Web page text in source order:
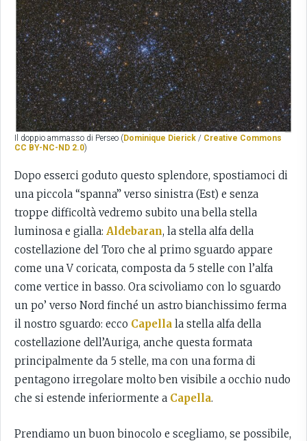
Il doppio ammasso di Perseo ( Dominique Dierick / Creative Commons
CC BY-NC-ND 2.0)
Dopo esserci goduto questo splendore, spostiamoci di
una piccola “spanna” verso sinistra (Est) e senza
troppe difficoltà vedremo subito una bella stella
luminosa e gialla: Aldebaran, la stella alfa della
costellazione del Toro che al primo sguardo appare
come una V coricata, composta da 5 stelle con l’alfa
come vertice in basso. Ora scivoliamo con lo sguardo
un po’ verso Nord finché un astro bianchissimo ferma
il nostro sguardo: ecco Capella la stella alfa della
costellazione dell’Auriga, anche questa formata
principalmente da 5 stelle, ma con una forma di
pentagono irregolare molto ben visibile a occhio nudo
che si estende inferiormente a Capella.
Prendiamo un buon binocolo e scegliamo, se possibile,